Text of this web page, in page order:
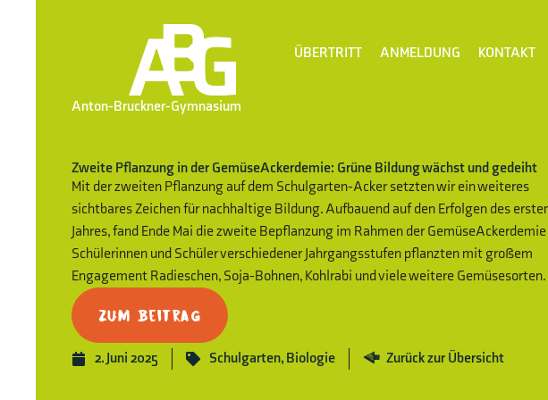
Anton-Bruckner-Gymnasium
ÜBERTRITT ANMELDUNG KONTAKT
Zweite Pflanzung in der GemüseAckerdemie: Grüne Bildung wächst und gedeiht
Mit der zweiten Pflanzung auf dem Schulgarten-Acker setzten wir ein weiteres
sichtbares Zeichen für nachhaltige Bildung. Aufbauend auf den Erfolgen des
Jahres, fand Ende Mai die zweite Bepflanzung im Rahmen der
Schülerinnen und Schüler verschiedener Jahrgangsstufen pflanzten mit großem
Engagement Radieschen, Soja-Bohnen, Kohlrabi und viele weitere Gemüsesorten.
Zum Beitrag
2. Juni 2025 Schulgarten, Biologie Zurück zur Übersicht